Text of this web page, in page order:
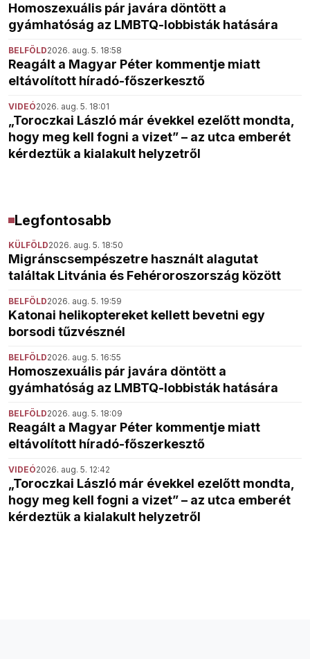
Homoszexuális pár javára döntött a
gyámhatóság az LMBTQ-lobbisták hatására
BELFÖLD2026. aug. 5. 18:58
Reagált a Magyar Péter kommentje miatt
eltávolított híradó-főszerkesztő
VIDEÓ2026. aug. 5. 18:01
„Toroczkai László már évekkel ezelőtt mondta,
hogy meg kell fogni a vizet” – az utca emberét
kérdeztük a kialakult helyzetről
Legfontosabb
KÜLFÖLD2026. aug. 5. 18:50
Migránscsempészetre használt alagutat
találtak Litvánia és Fehéroroszország között
BELFÖLD2026. aug. 5. 19:59
Katonai helikoptereket kellett bevetni egy
borsodi tűzvésznél
BELFÖLD2026. aug. 5. 16:55
Homoszexuális pár javára döntött a
gyámhatóság az LMBTQ-lobbisták hatására
BELFÖLD2026. aug. 5. 18:09
Reagált a Magyar Péter kommentje miatt
eltávolított híradó-főszerkesztő
VIDEÓ2026. aug. 5. 12:42
„Toroczkai László már évekkel ezelőtt mondta,
hogy meg kell fogni a vizet” – az utca emberét
kérdeztük a kialakult helyzetről